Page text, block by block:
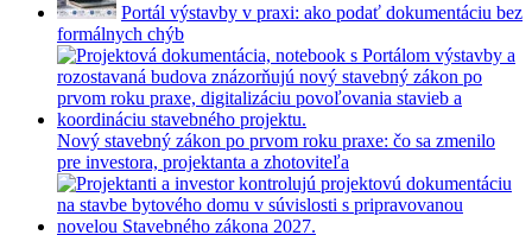
Portál výstavby v praxi: ako podať dokumentáciu bez
formálnych chýb
Nový stavebný zákon po prvom roku praxe: čo sa zmenilo
pre investora, projektanta a zhotoviteľa